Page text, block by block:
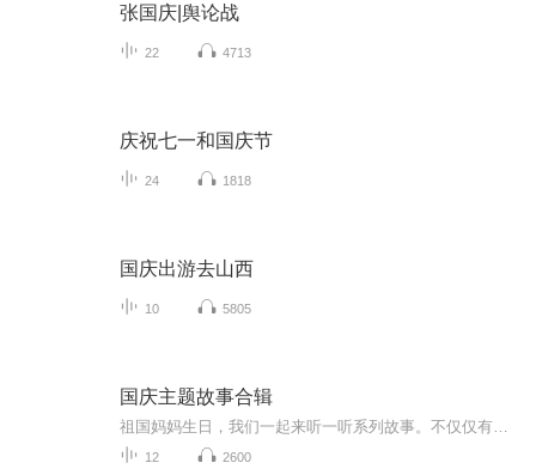
张国庆|舆论战
22 4713
庆祝七一和国庆节
24 1818
国庆出游去山西
10 5805
国庆主题故事合辑
12 2600